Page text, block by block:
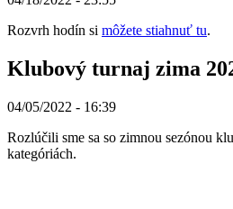
Rozvrh hodín si môžete stiahnuť tu.
Klubový turnaj zima
04/05/2022 - 16:39
Rozlúčili sme sa so zimnou sezónou
kategóriách.